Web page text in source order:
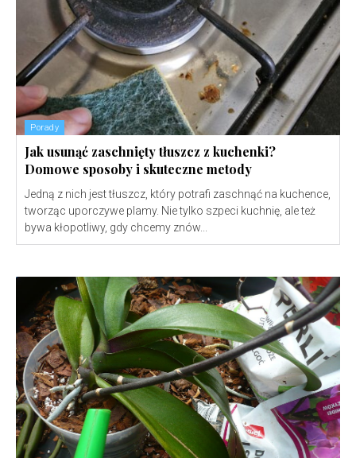
Porady
Jak usunąć zaschnięty tłuszcz z kuchenki?
Domowe sposoby i skuteczne metody
Jedną z nich jest tłuszcz, który potrafi zaschnąć na kuchence,
tworząc uporczywe plamy. Nie tylko szpeci kuchnię, ale też
bywa kłopotliwy, gdy chcemy znów...